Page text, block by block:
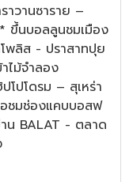
าวานซาราย –
นบอลลูนชมเมือง
พลิส - ปราสาทปุย
ไม้จำลอง
โปโดรม – สุเหร่า
ชมช่องแคบบอสฟ
น BALAT - ตลาด